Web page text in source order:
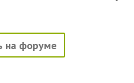
на форуме